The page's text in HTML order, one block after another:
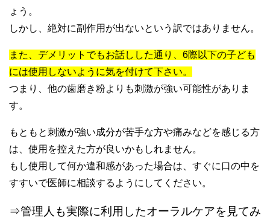
ょう。
しかし、絶対に副作用が出ないという訳ではありません。
また、デメリットでもお話しした通り、6際以下の子ども
には使用しないように気を付けて下さい。
つまり、他の歯磨き粉よりも刺激が強い可能性がありま
す。
もともと刺激が強い成分が苦手な方や痛みなどを感じる方
は、使用を控えた方が良いかもしれません。
もし使用して何か違和感があった場合は、すぐに口の中を
すすいで医師に相談するようにしてください。
⇒管理人も実際に利用したオーラルケアを見てみ